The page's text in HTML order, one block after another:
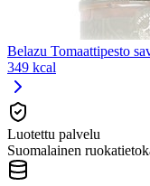
Belazu Tomaattipesto
349 kcal
Luotettu palvelu
Suomalainen